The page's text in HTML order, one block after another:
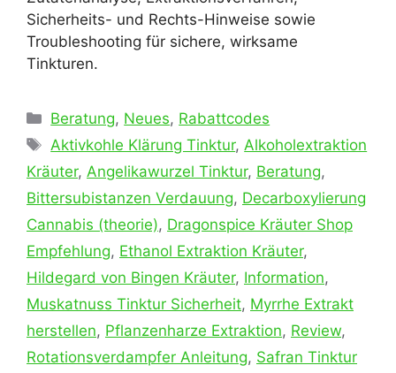
Sicherheits- und Rechts-Hinweise sowie
Troubleshooting für sichere, wirksame
Tinkturen.
Kategorien
Beratung, Neues, Rabattcodes
Schlagwörter
Aktivkohle Klärung Tinktur, Alkoholextraktion
Kräuter, Angelikawurzel Tinktur, Beratung,
Bittersubi­stanzen Verdauung, Decarboxylierung
Cannabis (theorie), Dragonspice Kräuter Shop
Empfehlung, Ethanol Extraktion Kräuter,
Hildegard von Bingen Kräuter, Information,
Muskatnuss Tinktur Sicherheit, Myrrhe Extrakt
herstellen, Pflanzenharze Extraktion, Review,
Rotationsverdampfer Anleitung, Safran Tinktur